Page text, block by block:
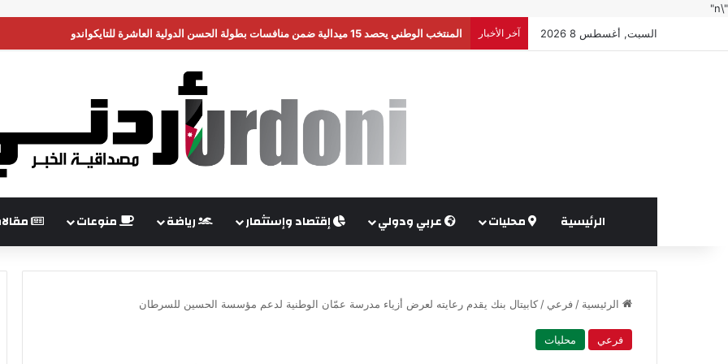
"\n"
السبت, أغسطس 8 2026
آخر الأخبار إعلام إسرائيلي: واشنطن تضغط على إسرائيل لبدء هدنة في غزة
الرئيسية محليات عربي ودولي إقتصاد وإستثمار رياضة منوعات
الرئيسية / فرعي / كابيتال بنك يقدم رعايته لعرض أزياء مدرسة عمّان الوطنية لدعم مؤسسة الحسين للسرطان
فرعي محليات